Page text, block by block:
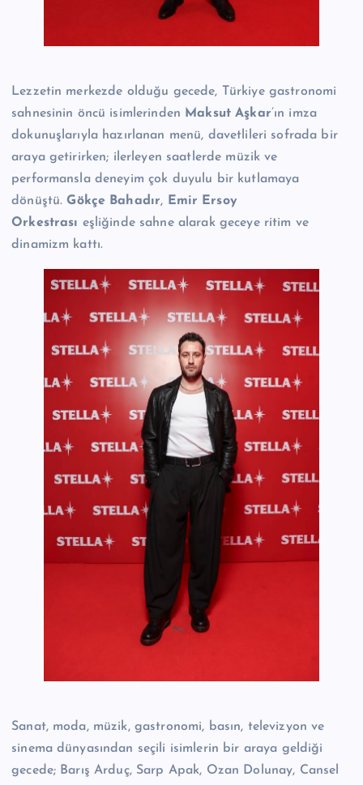
Lezzetin merkezde olduğu gecede, Türkiye gastronomi
sahnesinin öncü isimlerinden Maksut Aşkar’ın imza
dokunuşlarıyla hazırlanan menü, davetlileri sofrada bir
araya getirirken; ilerleyen saatlerde müzik ve
performansla deneyim çok duyulu bir kutlamaya
dönüştü.Gökçe Bahadır,
Emir Ersoy
Orkestrası eşliğinde sahne alarak geceye ritim ve
dinamizm kattı.
Sanat, moda, müzik, gastronomi, basın, televizyon ve
sinema dünyasından seçili isimlerin bir araya geldiği
gecede; Barış Arduç, Sarp Apak, Ozan Dolunay, Cansel